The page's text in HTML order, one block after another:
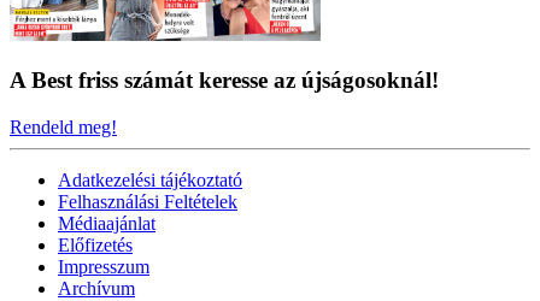
A Best friss számát keresse az újságosoknál!
Rendeld meg!
Adatkezelési tájékoztató
Felhasználási Feltételek
Médiaajánlat
Előfizetés
Impresszum
Archívum